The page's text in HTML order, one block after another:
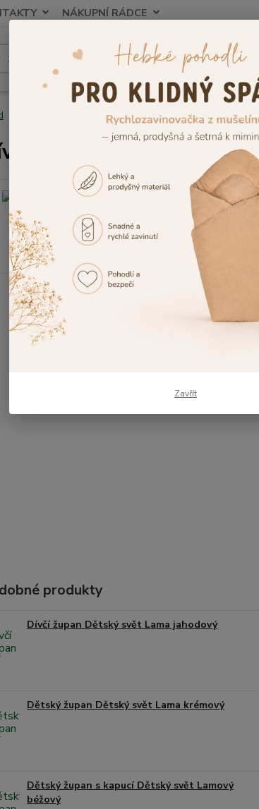
NÁKUPNÍ RÁDCE
Hledat
Kojenecké a dětské oblečení Dětské župany a ponča
župan Dětský svět
produkty
Dívčí župan Dětský svět Lama jahodový
Dětský župan Dětský svět Lama krémový
Dětský župan s kapucí Dětský svět Lamový
béžový
Zavřít